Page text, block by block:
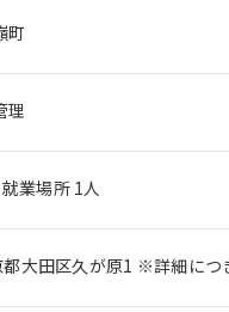
町
理
業場所 1人
大田区久が原1 ※詳細につ